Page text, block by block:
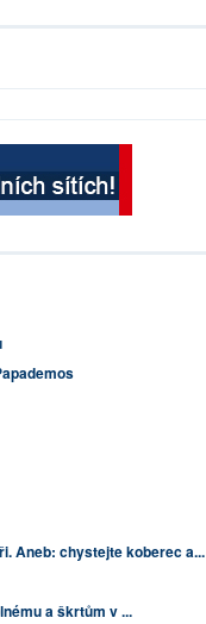
Aneb: chystejte koberec a...
a škrtům v ...